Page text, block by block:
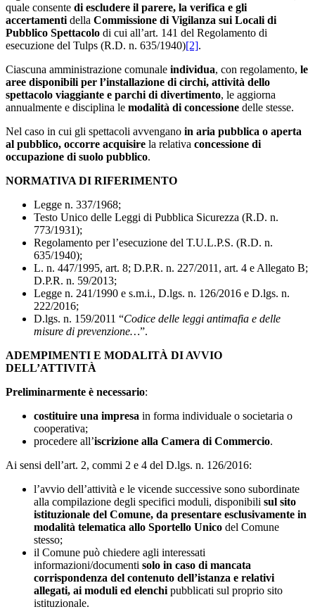
quale consente di escludere il parere, la verifica e gli
accertamenti della Commissione di Vigilanza sui Locali di
Pubblico Spettacolo di cui all’art. 141 del Regolamento di
esecuzione del Tulps (R.D. n. 635/1940)[2].
Ciascuna amministrazione comunale individua, con regolamento, le
aree disponibili per l’installazione di circhi, attività dello
spettacolo viaggiante e parchi di divertimento, le aggiorna
annualmente e disciplina le modalità di concessione delle stesse.
Nel caso in cui gli spettacoli avvengano in aria pubblica o aperta
al pubblico, occorre acquisire la relativa concessione di
occupazione di suolo pubblico.
NORMATIVA DI RIFERIMENTO
Legge n. 337/1968;
Testo Unico delle Leggi di Pubblica Sicurezza (R.D. n.
773/1931);
Regolamento per l’esecuzione del T.U.L.P.S. (R.D. n.
635/1940);
L. n. 447/1995, art. 8; D.P.R. n. 227/2011, art. 4 e Allegato B;
D.P.R. n. 59/2013;
Legge n. 241/1990 e s.m.i., D.lgs. n. 126/2016 e D.lgs. n.
222/2016;
D.lgs. n. 159/2011 “Codice delle leggi antimafia e delle
misure di prevenzione…”.
ADEMPIMENTI E MODALITÀ DI AVVIO
DELL’ATTIVITÀ
Preliminarmente è necessario:
costituire una impresa in forma individuale o societaria o
cooperativa;
procedere all’iscrizione alla Camera di Commercio.
Ai sensi dell’art. 2, commi 2 e 4 del D.lgs. n. 126/2016:
l’avvio dell’attività e le vicende successive sono subordinate
alla compilazione degli specifici moduli, disponibili sul sito
istituzionale del Comune, da presentare esclusivamente in
modalità telematica allo Sportello Unico del Comune
stesso;
il Comune può chiedere agli interessati
informazioni/documenti solo in caso di mancata
corrispondenza del contenuto dell’istanza e relativi
allegati, ai moduli ed elenchi pubblicati sul proprio sito
istituzionale.